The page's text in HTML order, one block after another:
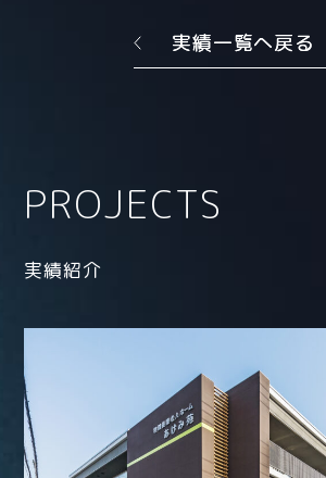
実績一覧へ戻る
PROJECTS
実績紹介